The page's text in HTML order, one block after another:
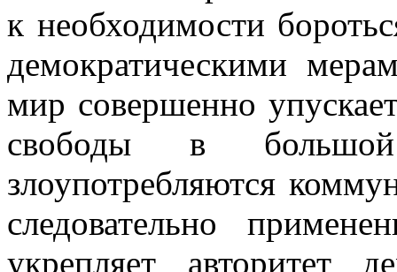
к необходимости
демократическими
мир совершенно
свободы в
злоупотребляются
следовательно
укрепляет авторитет